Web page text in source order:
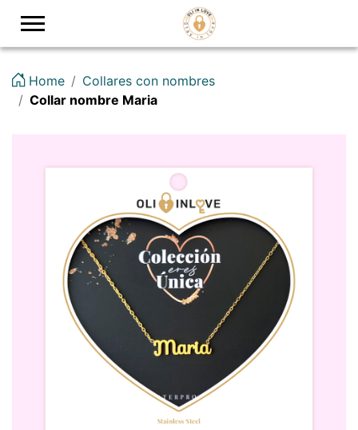
Home
Collares con nombres
Collar nombre Maria